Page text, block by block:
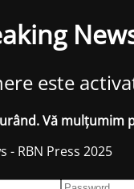
este
Vă mulțumim
- RBN Press 2025